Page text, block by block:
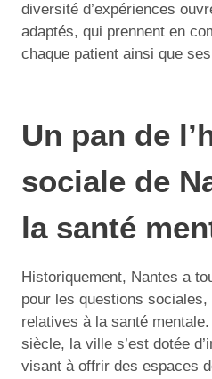
diversité d’expériences
adaptés, qui prennent en
chaque patient ainsi que
Un pan de
sociale de
la santé
Historiquement, Nantes a
pour les questions
relatives à la santé
siècle, la ville s’est dotée
visant à offrir des espaces